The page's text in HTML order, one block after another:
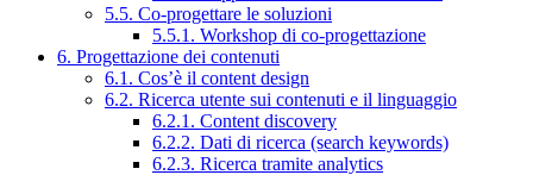
5.5. Co-progettare le soluzioni
5.5.1. Workshop di co-progettazione
6. Progettazione dei contenuti
6.1. Cos’è il content design
6.2. Ricerca utente sui contenuti e il linguaggio
6.2.1. Content discovery
6.2.2. Dati di ricerca (search keywords)
6.2.3. Ricerca tramite analytics